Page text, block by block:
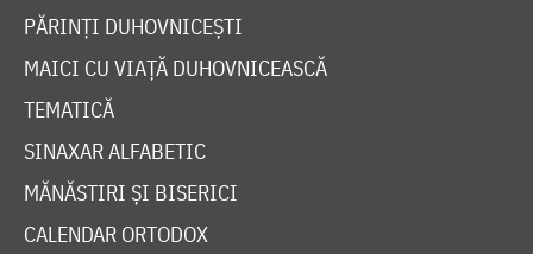
PĂRINȚI DUHOVNICEȘTI
MAICI CU VIAȚĂ DUHOVNICEASCĂ
TEMATICĂ
SINAXAR ALFABETIC
MĂNĂSTIRI ȘI BISERICI
CALENDAR ORTODOX